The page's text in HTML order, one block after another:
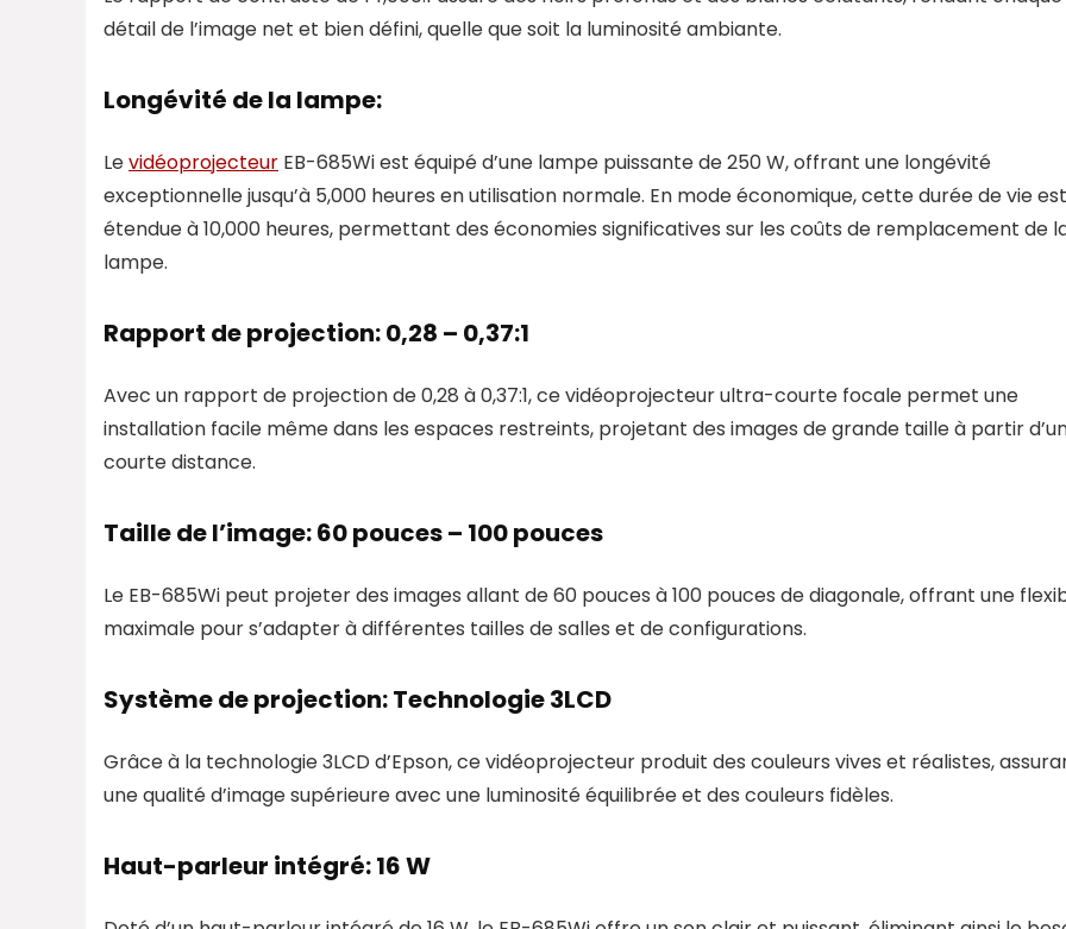
détail de l’image net et bien défini, quelle que soit la luminosité ambiante.
Longévité de la lampe:
Levidéoprojecteur EB-685Wi est équipé d’une lampe puissante de 250 W, offrant une longévité
exceptionnelle jusqu’à 5,000 heures en utilisation normale. En mode économique, cette durée de vie est
étendue à 10,000 heures, permettant des économies significatives sur les coûts de remplacement de
lampe.
Rapport de projection: 0,28 – 0,37:1
Avec un rapport de projection de 0,28 à 0,37:1, ce vidéoprojecteur ultra-courte focale permet une
installation facile même dans les espaces restreints, projetant des images de grande taille à partir
courte distance.
Taille de l’image: 60 pouces – 100 pouces
Le EB-685Wi peut projeter des images allant de 60 pouces à 100 pouces de diagonale, offrant une
maximale pour s’adapter à différentes tailles de salles et de configurations.
Système de projection: Technologie 3LCD
Grâce à la technologie 3LCD d’Epson, ce vidéoprojecteur produit des couleurs vives et réalistes,
une qualité d’image supérieure avec une luminosité équilibrée et des couleurs fidèles.
Haut-parleur intégré: 16 W